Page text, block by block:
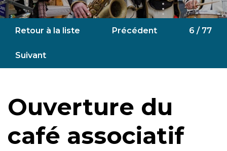
Retour à la liste Précédent 6 / 77
Suivant
Ouverture du
café associatif